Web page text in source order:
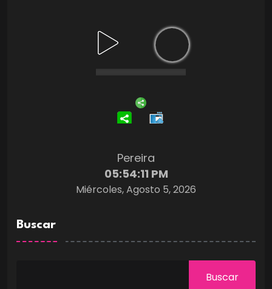
Pereira
05:54:12 PM
Miércoles, Agosto 5, 2026
Buscar
Buscar